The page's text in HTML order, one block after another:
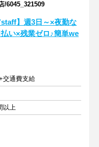
/6045_321509
staff】週3日～×夜勤な
い×残業ゼロ♪簡単we
交通費支給
以上